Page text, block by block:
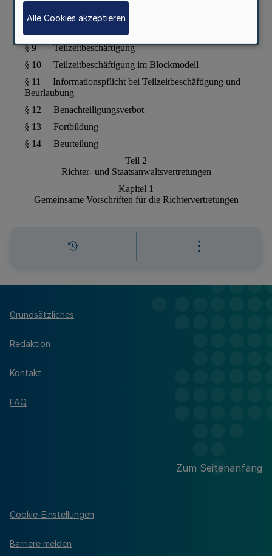
Grundsätzliches
Redaktion
Kontakt
FAQ
Zum Seitenanfang
Cookie-Einstellungen
Barriere melden
Alle Cookies akzeptieren